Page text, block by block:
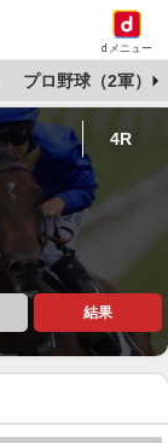
dメニュー
プロ野球（2軍）
4R
結果